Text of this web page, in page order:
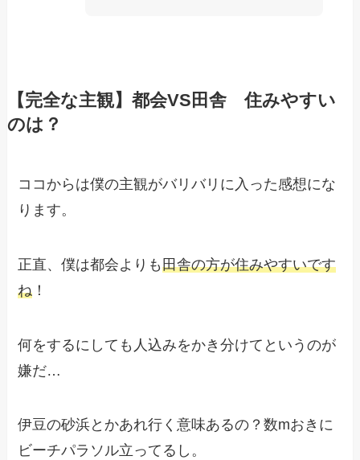
【完全な主観】都会VS田舎 住みやすい
のは？
ココからは僕の主観がバリバリに入った感想にな
ります。
正直、僕は都会よりも田舎の方が住みやすいです
ね ！
何をするにしても人込みをかき分けてというのが
嫌だ…
伊豆の砂浜とかあれ行く意味あるの？数mおきに
ビーチパラソル立ってるし。